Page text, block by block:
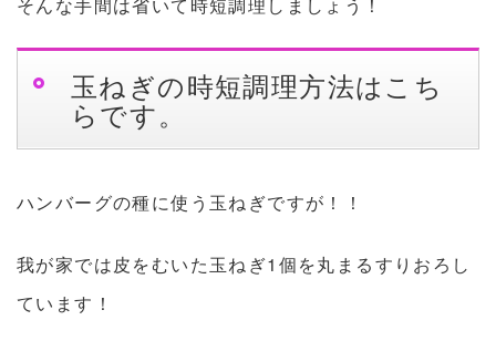
玉ねぎの時短調理方法はこち
らです。
ハンバーグの種に使う玉ねぎですが！！
我が家では皮をむいた玉ねぎ1個を丸まるすりおろし
ています！